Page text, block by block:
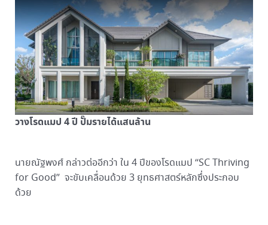
วางโรดแมป 4 ปี ปั๊มรายได้แสนล้าน
นายณัฐพงศ์ กล่าวต่ออีกว่า ใน 4 ปีของโรดแมป “SC Thriving
for Good” จะขับเคลื่อนด้วย 3 ยุทธศาสตร์หลักซึ่งประกอบ
ด้วย